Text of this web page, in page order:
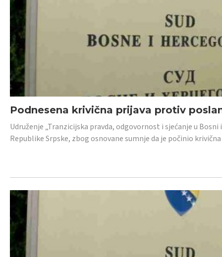
Podnesena krivična prijava protiv
Udruženje „Tranzicijska pravda, odgovornost i sjećanje u
Republike Srpske, zbog osnovane sumnje da je počinio